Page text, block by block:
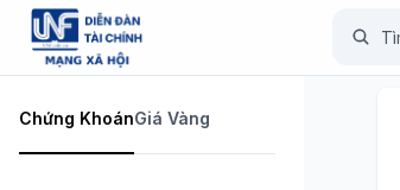
Chứng KhoánGiá Vàng